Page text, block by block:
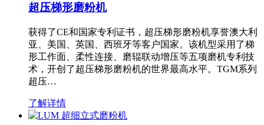
超压梯形磨粉机
获得了CE和国家专利证书，超压梯形磨粉机享誉澳大利
亚、美国、英国、西班牙等客户国家。该机型采用了梯
形工作面、柔性连接、磨辊联动增压等五项磨机专利技
术，开创了超压梯形磨粉机的世界最高水平。TGM系列
超压…
了解详情